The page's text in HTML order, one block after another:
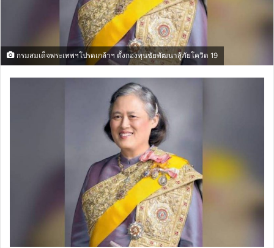
กรมสมเด็จพระเทพฯโปรดเกล้าฯ ตั้งกองทุนชัยพัฒนาสู้ภัยโควิด 19